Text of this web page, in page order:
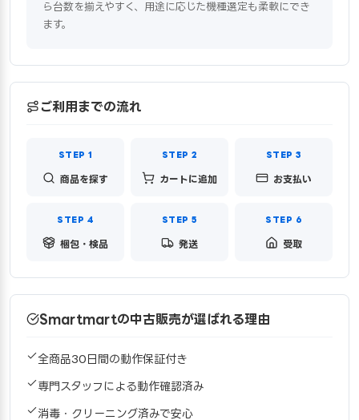
ら台数を揃えやすく、用途に応じた機種選定も柔軟にでき
ます。
ご利用までの流れ
商品を探す カートに追加 お支払い
梱包・検品 発送 受取
Smartmartの中古販売が選ばれる理由
全商品30日間の動作保証付き
専門スタッフによる動作確認済み
消毒・クリーニング済みで安心